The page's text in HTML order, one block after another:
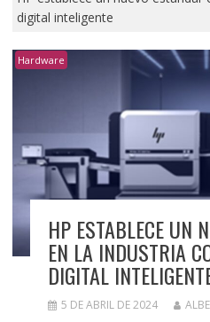
digital inteligente
Hardware
HP ESTABLECE UN
EN LA INDUSTRIA
DIGITAL
5 DE ABRIL DE 2024